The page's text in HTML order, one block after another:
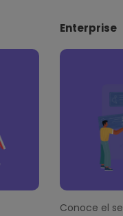
Enterprise
Conoce el